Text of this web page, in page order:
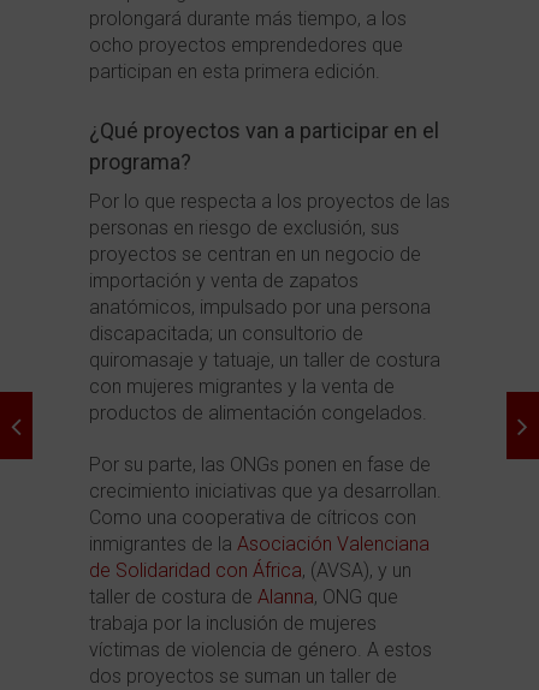
prolongará durante más tiempo, a los
ocho proyectos emprendedores que
participan en esta primera edición.
¿Qué proyectos van a participar en el
programa?
Por lo que respecta a los proyectos de las
personas en riesgo de exclusión, sus
proyectos se centran en un negocio de
importación y venta de zapatos
anatómicos, impulsado por una persona
discapacitada; un consultorio de
quiromasaje y tatuaje, un taller de costura
con mujeres migrantes y la venta de
productos de alimentación congelados.
Por su parte, las ONGs ponen en fase de
crecimiento iniciativas que ya desarrollan.
Como una cooperativa de cítricos con
inmigrantes de la Asociación Valenciana
de Solidaridad con África, (AVSA), y un
taller de costura de Alanna, ONG que
trabaja por la inclusión de mujeres
víctimas de violencia de género. A estos
dos proyectos se suman un taller de